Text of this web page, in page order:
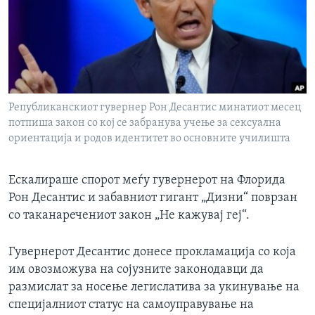
Републиканскиот гувернер Рон Десантис минатиот месец
потпиша закон со кој се забранува учење за сексуална
ориентација и родов идентитет во основните училишта
Ескалираше спорот меѓу гувернерот на Флорида
Рон Десантис и забавниот гигант „Дизни“ поврзан
со таканаречениот закон „Не кажувај геј“.
Гувернерот Десантис донесе прокламација со која
им овозможува на сојузните законодавци да
размислат за носење легислатива за укинување на
специјалниот статус на самоуправување на